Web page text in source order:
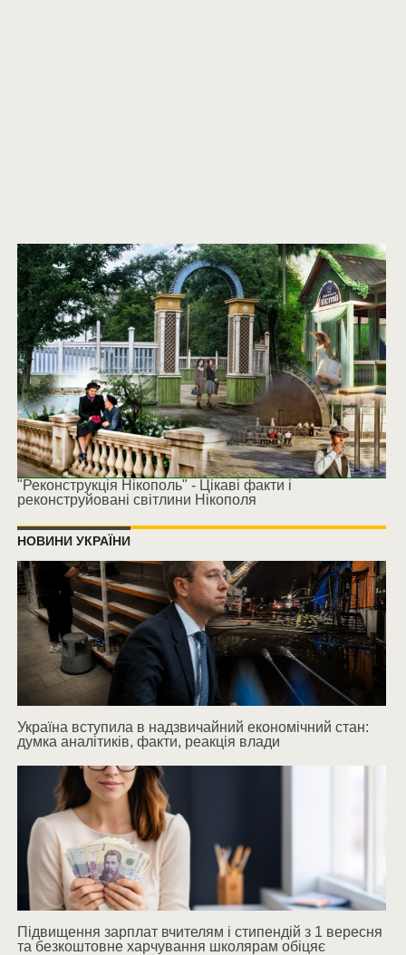
"Реконструкція Нікополь" - Цікаві факти і
реконструйовані світлини Нікополя
НОВИНИ УКРАЇНИ
Україна вступила в надзвичайний економічний стан:
думка аналітиків, факти, реакція влади
Підвищення зарплат вчителям і стипендій з 1 вересня
та безкоштовне харчування школярам обіцяє